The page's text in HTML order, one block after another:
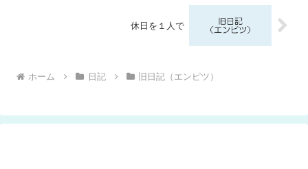
休日を１人で
ホーム 日記 旧日記（エンピツ）